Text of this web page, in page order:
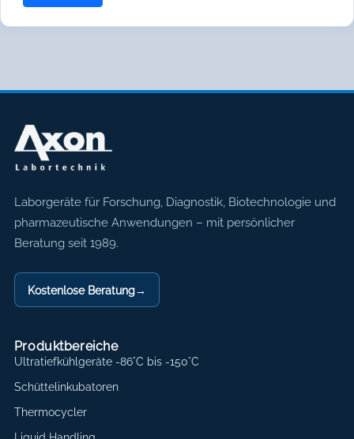
Axon Labortechnik
Laborgeräte für Forschung, Diagnostik, Biotechnologie und
pharmazeutische Anwendungen – mit persönlicher
Beratung seit 1989.
Kostenlose Beratung→
Produktbereiche
Ultratiefkühlgeräte -86°C bis -150°C
Schüttelinkubatoren
Thermocycler